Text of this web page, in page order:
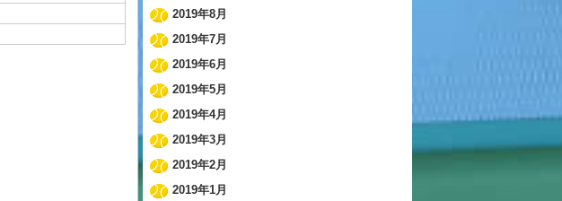
2019年8月
2019年7月
2019年6月
2019年5月
2019年4月
2019年3月
2019年2月
2019年1月